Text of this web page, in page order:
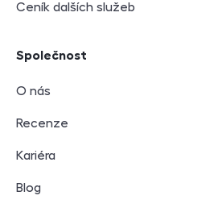
Ceník dalších služeb
Společnost
O nás
Recenze
Kariéra
Blog